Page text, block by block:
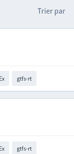
Trier par
gtfs-rt
gtfs-rt